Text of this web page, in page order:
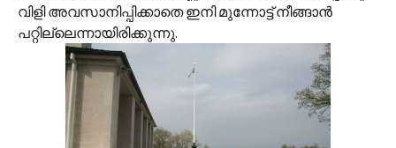
വിളി അവസാനിപ്പിക്കാതെ ഇനി മുന്നോട്ട് നീങ്ങാന്‍
പറ്റില്ലെന്നായിരിക്കുന്നു.